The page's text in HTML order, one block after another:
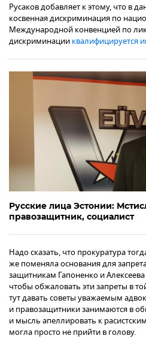
Русаков добавляет к этому, что в
косвенная дискриминация по
Международной конвенцией по
дискриминации квалифицируется
Русские лица Эстонии:
правозащитник, социалист
Надо сказать, что прокуратура
же поменяла основания для
защитникам Гапоненко и
чтобы обжаловать эти запреты в
тут давать советы уважаемым
и правозащитники занимаются в
и мысль апеллировать к
могла просто не прийти в голову.